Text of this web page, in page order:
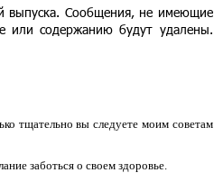
выпуска. Сообщения, не имеющие
или содержанию будут удалены.
тщательно вы следуете моим советам
заботься о своем здоровье.